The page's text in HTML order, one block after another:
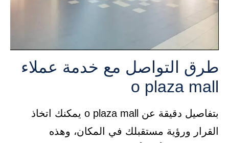
طرق التواصل مع خدمة عملاء
o plaza mall
بتفاصيل دقيقة عن o plaza mall يمكنك اتخاذ
القرار ورؤية مستقبلك في المكان، وهذه